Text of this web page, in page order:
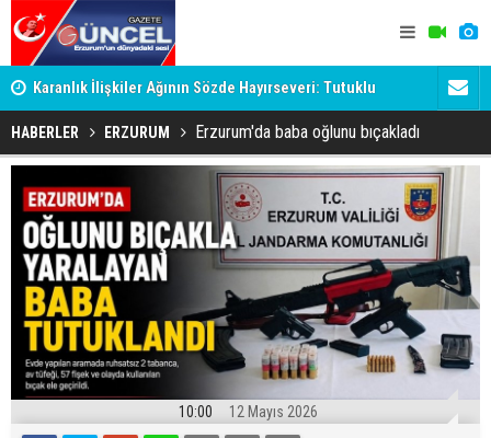
Karanlık İlişkiler Ağının Sözde Hayırseveri: Tutuklu
Memet Aca Dosyası
Dadaş'a
HABERLER ERZURUM Erzurum'da baba oğlunu bıçakladı
10:00 12 Mayıs 2026